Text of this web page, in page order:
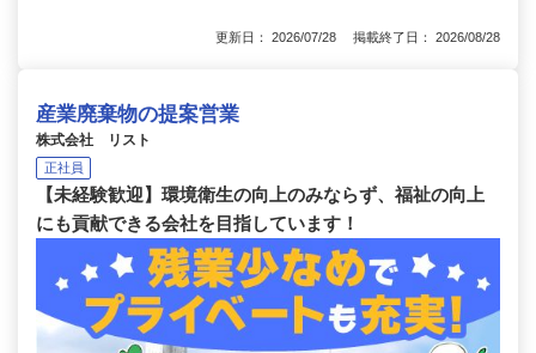
更新日： 2026/07/28 掲載終了日： 2026/08/28
産業廃棄物の提案営業
株式会社 リスト
正社員
【未経験歓迎】環境衛生の向上のみならず、福祉の向上
にも貢献できる会社を目指しています！